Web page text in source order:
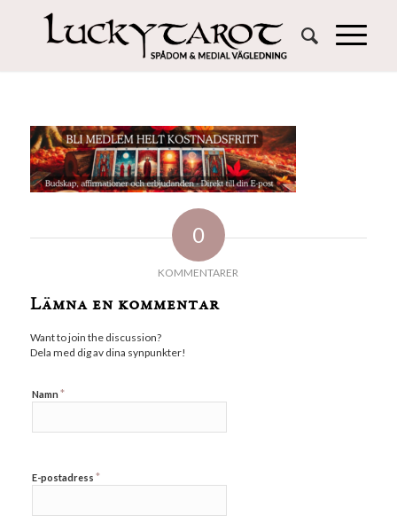
0
KOMMENTARER
Lämna en kommentar
Want to join the discussion?
Dela med dig av dina synpunkter!
Namn *
E-postadress *